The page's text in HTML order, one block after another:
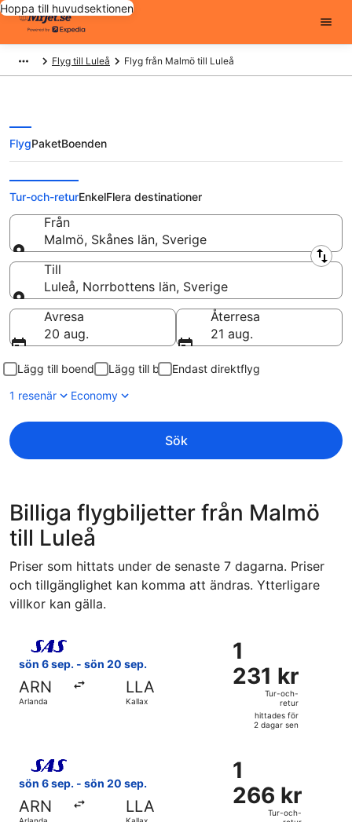
Hoppa till huvudsektionen
Flyg till Luleå Flyg från Malmö till Luleå
Flyg från Malmö till Luleå från
FlygPaketBoenden
Tur-och-returEnkelFlera destinationer
Från
Malmö, Skånes län, Sverige
Från
Till
Luleå, Norrbottens län, Sverige
Till
Avresa
20 aug.
Återresa
21 aug.
Lägg till boende Lägg till bil
Endast direktflyg
1 resenär
Economy
Sök
Billiga flygbiljetter från Malmö
till Luleå
Priser som hittats under de senaste 7 dagarna. Priser
och tillgänglighet kan komma att ändras. Ytterligare
villkor kan gälla.
sön 6 sep. - sön 20 sep.
ARN
Arlanda
LLA
Kallax
1
231 kr
Tur-
retur,
hittades
dagar
sen
1
231 kr
Tur-och-
retur
hittades för
2 dagar sen
Välj flyg med Scandinavian Airlines, med avresa sön 6
sön 6 sep. - sön 20 sep.
ARN LLA
1
266 kr
Tur-
1
266 kr
Tur-och-
Välj flyg med Scandinavian Airlines, med avresa sön 6